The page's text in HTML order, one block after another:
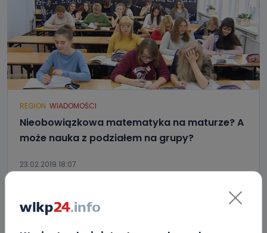
REGION WIADOMOŚCI
Nieobowiązkowa matematyka na maturze? A
może nauka z podziałem na grupy?
23.02.2019 18:07